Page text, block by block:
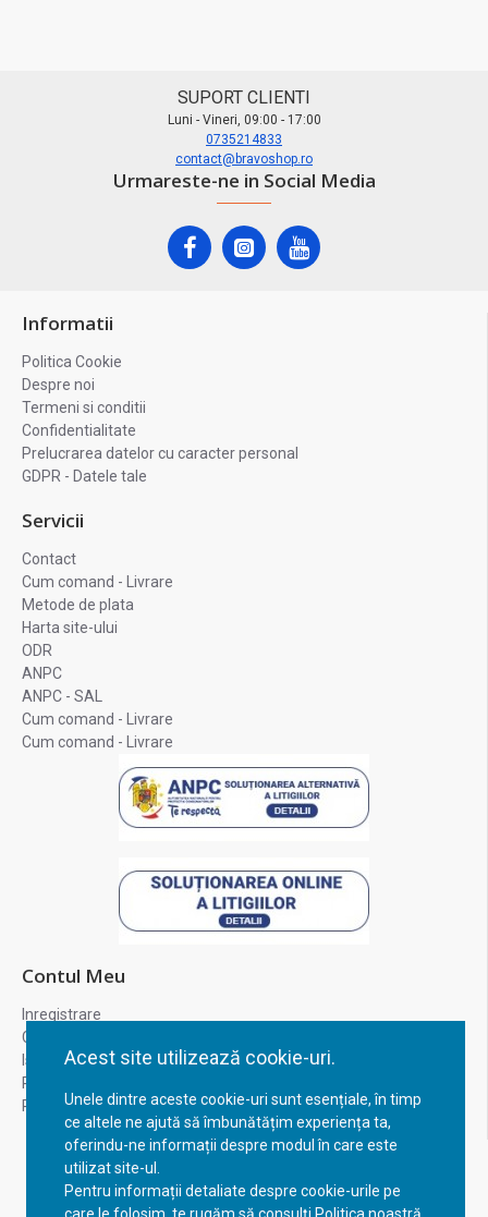
Acest site utilizează cookie-uri.
Unele dintre aceste cookie-uri sunt esențiale, în timp
ce altele ne ajută să îmbunătățim experiența ta,
oferindu-ne informații despre modul în care este
utilizat site-ul.
Pentru informații detaliate despre cookie-urile pe
SUPORT CLIENTI
Luni - Vineri, 09:00 - 17:00
0735214833
contact@bravoshop.ro
Urmareste-ne in Social Media
Informatii
Politica Cookie
Despre noi
Termeni si conditii
Confidentialitate
Prelucrarea datelor cu caracter personal
GDPR - Datele tale
Servicii
Contact
Cum comand - Livrare
Metode de plata
Harta site-ului
ODR
ANPC
ANPC - SAL
Cum comand - Livrare
Cum comand - Livrare
Contul Meu
Inregistrare
Contul meu
Istoric comenzi
Recuperare parola
Returnare produs